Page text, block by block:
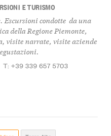
E TURISMO
Escursioni condotte da una
della Regione Piemonte,
visite narrate, visite aziende
T: +39 339 657 5703